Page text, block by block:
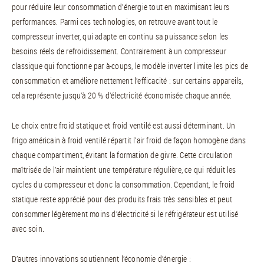
pour réduire leur consommation d’énergie tout en maximisant leurs
performances. Parmi ces technologies, on retrouve avant tout le
compresseur inverter, qui adapte en continu sa puissance selon les
besoins réels de refroidissement. Contrairement à un compresseur
classique qui fonctionne par à-coups, le modèle inverter limite les pics de
consommation et améliore nettement l’efficacité : sur certains appareils,
cela représente jusqu’à 20 % d’électricité économisée chaque année.
Le choix entre froid statique et froid ventilé est aussi déterminant. Un
frigo américain à froid ventilé répartit l’air froid de façon homogène dans
chaque compartiment, évitant la formation de givre. Cette circulation
maîtrisée de l’air maintient une température régulière, ce qui réduit les
cycles du compresseur et donc la consommation. Cependant, le froid
statique reste apprécié pour des produits frais très sensibles et peut
consommer légèrement moins d’électricité si le réfrigérateur est utilisé
avec soin.
D’autres innovations soutiennent l’économie d’énergie :